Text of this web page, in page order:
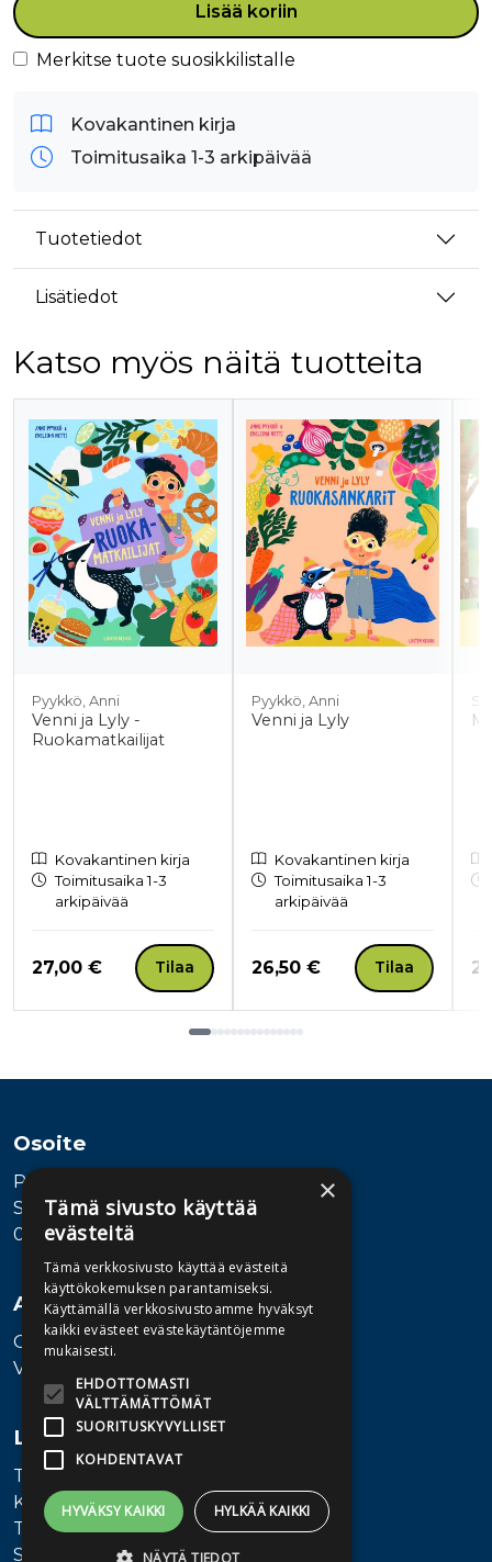
Lisää koriin
Merkitse tuote suosikkilistalle
Kovakantinen kirja
Toimitusaika 1-3 arkipäivää
Tuotetiedot
Lisätiedot
Katso myös näitä tuotteita
Tuoteluettelon alku
Pyykkö, Anni
Venni ja Lyly -
Ruokamatkailijat
Kovakantinen kirja
Toimitusaika 1-3
arkipäivää
Hinta nyt
27,00 € Tilaa
Pyykkö, Anni
Venni ja Lyly
Kovakantinen kirja
Toimitusaika 1-3
arkipäivää
Hinta nyt
26,50 € Tilaa
Osoite
Publiva Oy
Sörnäistenkatu 1
00580 Helsinki
Asiakaspalvelu
Ota yhteyttä
Vaihde: 010 345100
Lisätietoa
Toimitusehdot
Käyttöohjeet
Tietosuojaseloste
Saavutettavuusseloste
×
Tämä sivusto käyttää
evästeitä
Tämä verkkosivusto käyttää evästeitä
käyttökokemuksen parantamiseksi.
Käyttämällä verkkosivustoamme hyväksyt
kaikki evästeet evästekäytäntöjemme
mukaisesti.
EHDOTTOMASTI
VÄLTTÄMÄTTÖMÄT
SUORITUSKYVYLLISET
KOHDENTAVAT
HYVÄKSY KAIKKI HYLKÄÄ KAIKKI
NÄYTÄ TIEDOT